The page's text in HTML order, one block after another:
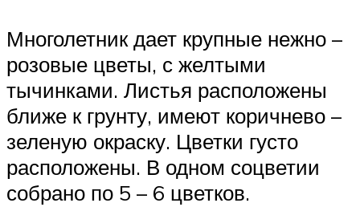
Многолетник дает крупные нежно –
розовые цветы, с желтыми
тычинками. Листья расположены
ближе к грунту, имеют коричнево –
зеленую окраску. Цветки густо
расположены. В одном соцветии
собрано по 5 – 6 цветков.